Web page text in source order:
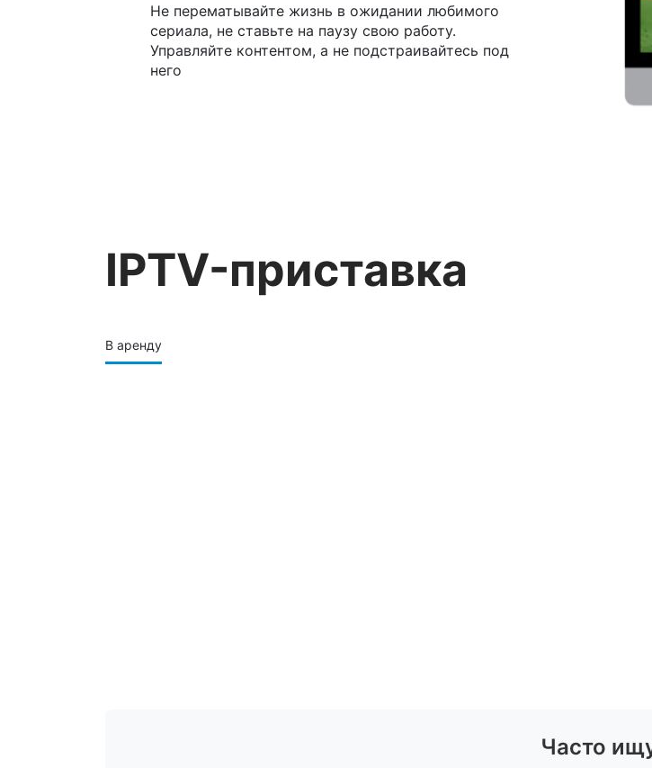
Не перематывайте жизнь в ожидании любимого
сериала, не ставьте на паузу свою работу.
Управляйте контентом, а не подстраивайтесь под
него
IPTV-приставка
В аренду
Часто